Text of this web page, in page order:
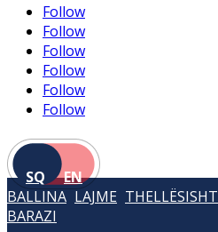
Follow
Follow
Follow
Follow
Follow
Follow
SQ EN
BALLINA LAJME THELLËSISHT
BARAZI